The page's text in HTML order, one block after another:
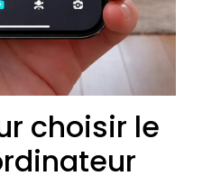
choisir le